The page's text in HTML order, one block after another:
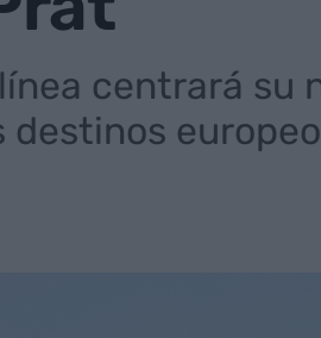
centrará su
destinos